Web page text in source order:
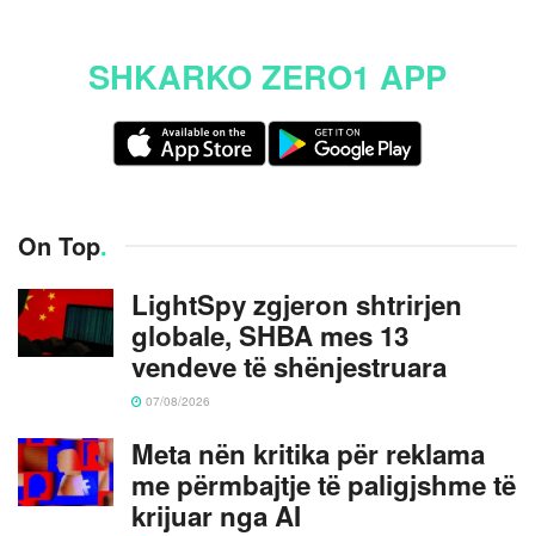
SHKARKO ZERO1 APP
On Top.
LightSpy zgjeron shtrirjen
globale, SHBA mes 13
vendeve të shënjestruara
07/08/2026
Meta nën kritika për reklama
me përmbajtje të paligjshme të
krijuar nga AI